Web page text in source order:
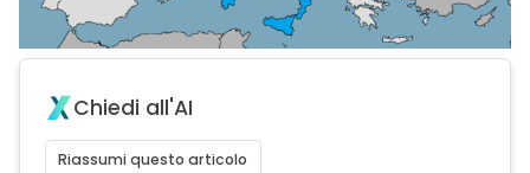
Chiedi all'AI
Riassumi questo articolo